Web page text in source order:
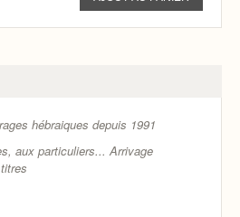
hébraiques depuis 1991
aux particuliers...Arrivage